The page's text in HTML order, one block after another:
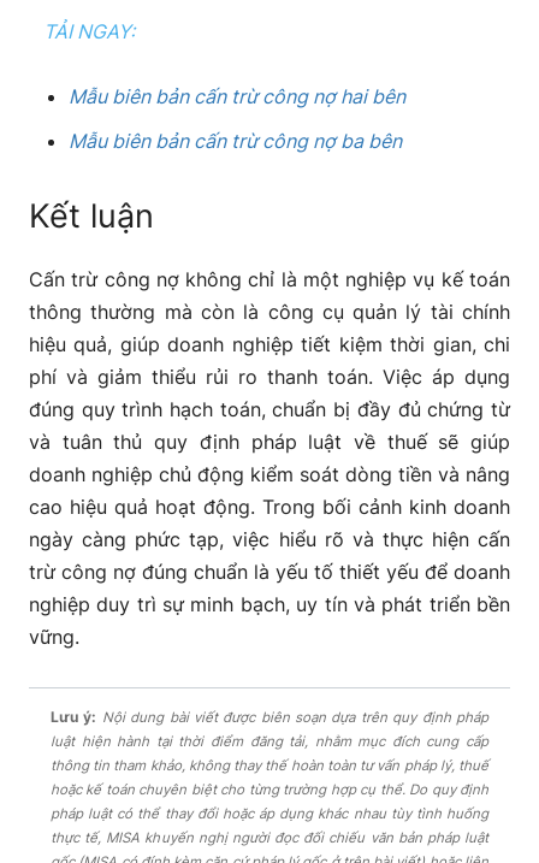
TẢI NGAY:
Mẫu biên bản cấn trừ công nợ hai bên
Mẫu biên bản cấn trừ công nợ ba bên
Kết luận
Cấn trừ công nợ không chỉ là một nghiệp vụ kế toán
thông thường mà còn là công cụ quản lý tài chính
hiệu quả, giúp doanh nghiệp tiết kiệm thời gian, chi
phí và giảm thiểu rủi ro thanh toán. Việc áp dụng
đúng quy trình hạch toán, chuẩn bị đầy đủ chứng từ
và tuân thủ quy định pháp luật về thuế sẽ giúp
doanh nghiệp chủ động kiểm soát dòng tiền và nâng
cao hiệu quả hoạt động. Trong bối cảnh kinh doanh
ngày càng phức tạp, việc hiểu rõ và thực hiện cấn
trừ công nợ đúng chuẩn là yếu tố thiết yếu để doanh
nghiệp duy trì sự minh bạch, uy tín và phát triển bền
vững.
Lưu ý: Nội dung bài viết được biên soạn dựa trên quy định pháp
luật hiện hành tại thời điểm đăng tải, nhằm mục đích cung cấp
thông tin tham khảo, không thay thế hoàn toàn tư vấn pháp lý, thuế
hoặc kế toán chuyên biệt cho từng trường hợp cụ thể. Do quy định
pháp luật có thể thay đổi hoặc áp dụng khác nhau tùy tình huống
thực tế, MISA khuyến nghị người đọc đối chiếu văn bản pháp luật